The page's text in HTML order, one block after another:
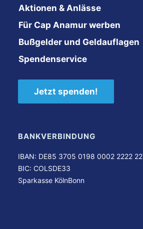
Aktionen & Anlässe
Für Cap Anamur werben
Bußgelder und Geldauflagen
Spendenservice
Jetzt spenden!
BANKVERBINDUNG
IBAN: DE85 3705 0198 0002 2222 22
BIC: COLSDE33
Sparkasse KölnBonn